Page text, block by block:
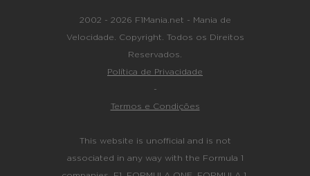
2002 - 2026 F1Mania.net - Mania de
Velocidade. Copyright. Todos os Direitos
Reservados.
Política de Privacidade
-
Termos e Condições
This website is unofficial and is not
associated in any way with the Formula 1